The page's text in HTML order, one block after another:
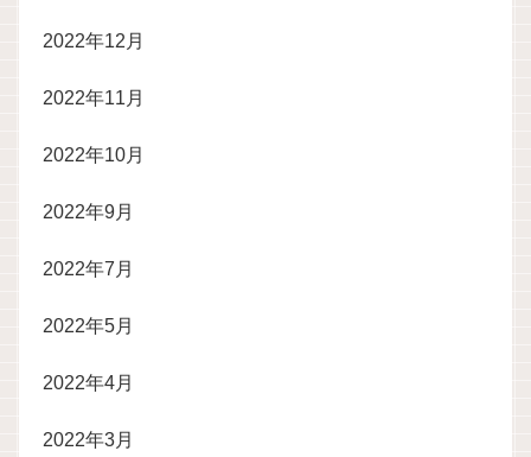
2022年12月
2022年11月
2022年10月
2022年9月
2022年7月
2022年5月
2022年4月
2022年3月